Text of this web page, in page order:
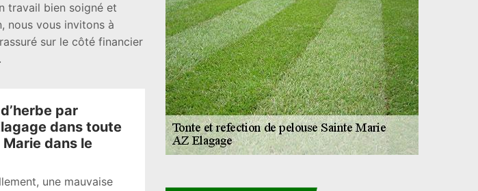
travail bien soigné et
nous vous invitons à
sur le côté financier
par
dans toute
dans le
une mauvaise